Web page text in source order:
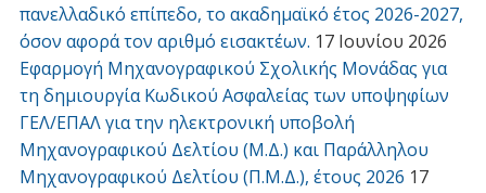
πανελλαδικό επίπεδο, το ακαδημαϊκό έτος 2026-2027,
όσον αφορά τον αριθμό εισακτέων. 17 Ιουνίου 2026
Εφαρμογή Μηχανογραφικού Σχολικής Μονάδας για
τη δημιουργία Κωδικού Ασφαλείας των υποψηφίων
ΓΕΛ/ΕΠΑΛ για την ηλεκτρονική υποβολή
Μηχανογραφικού Δελτίου (Μ.Δ.) και Παράλληλου
Μηχανογραφικού Δελτίου (Π.Μ.Δ.), έτους 2026 17